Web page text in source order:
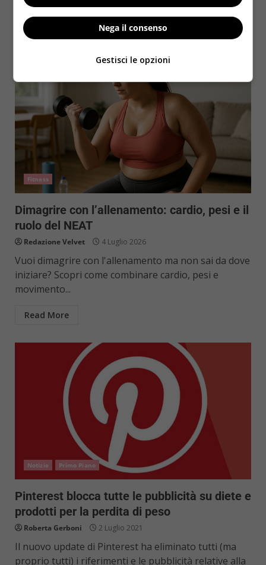
sudore è solo acqua, non grasso. Leggi come...
Fitness
Dimagrire con l’allenamento: cardio, pesi e il
ruolo del NEAT
Redazione Velvet 4 Luglio 2026
Vuoi dimagrire con l'allenamento ma non sai da dove
iniziare? Scopri come combinare cardio, pesi e
movimento...
Read More
Notizie Primo Piano
Pinterest blocca tutte le pubblicità su diete e
prodotti per la perdita di peso
Roberta Gerboni 2 Luglio 2021
Il nuovo update di Pinterest ha eliminato tutti (ma
proprio tutti) i riferimenti e le pubblicità relative alla
Nega il consenso
Gestisci le opzioni